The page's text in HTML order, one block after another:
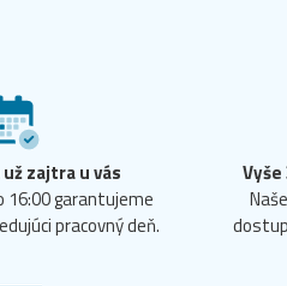
zajtra u vás
16:00 garantujeme
pracovný deň.